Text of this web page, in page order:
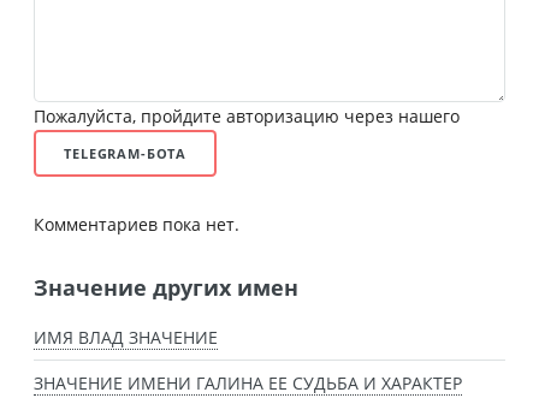
Пожалуйста, пройдите авторизацию через нашего
TELEGRAM-БОТА
Комментариев пока нет.
Значение других имен
ИМЯ ВЛАД ЗНАЧЕНИЕ
ЗНАЧЕНИЕ ИМЕНИ ГАЛИНА ЕЕ СУДЬБА И ХАРАКТЕР